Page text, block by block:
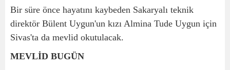
Bir süre önce hayatını kaybeden Sakaryalı teknik
direktör Bülent Uygun'un kızı Almina Tude Uygun için
Sivas'ta da mevlid okutulacak.
MEVLİD BUGÜN